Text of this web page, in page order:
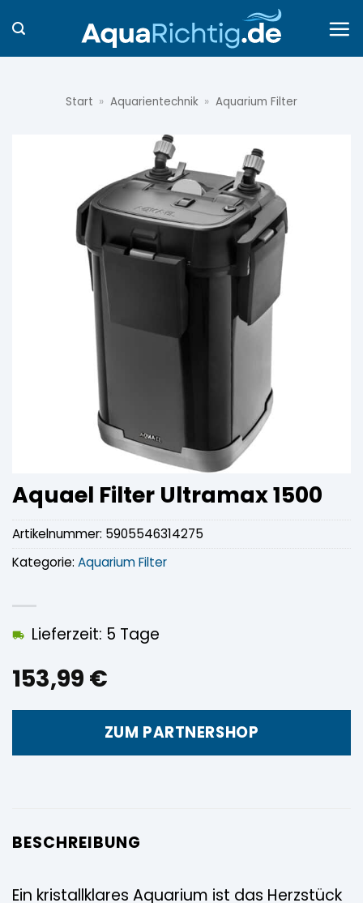
Inhalt
springen
Start » Aquarientechnik » Aquarium Filter
Aquael Filter Ultramax 1500
153,99 €
Lieferzeit: 5 Tage
ZUM PARTNERSHOP
Artikelnummer: 5905546314275
Kategorie: Aquarium Filter
BESCHREIBUNG
Ein kristallklares Aquarium ist das Herzstück